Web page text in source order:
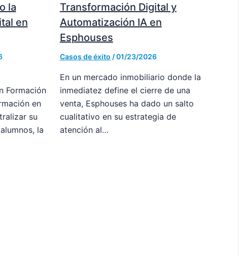
la
en
Formación
en
su
la
Transformación Digital y
Automatización IA en
Esphouses
Casos de éxito /01/23/2026
En un mercado inmobiliario donde la
inmediatez define el cierre de una
venta, Esphouses ha dado un salto
cualitativo en su estrategia de
atención al…